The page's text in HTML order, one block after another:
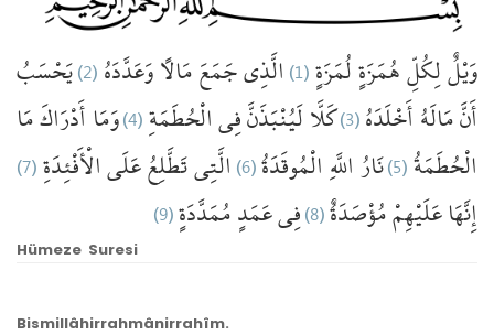
وَيْلٌلِكُلِّهُمَزَةٍلُمَزَةٍ(1) الَّذِيجَمَعَمَالًاوَعَدَّدَهُ(2) يَحْسَبُ
أَنَّمَالَهُأَخْلَدَهُ(3) كَلَّالَيُنْبَذَنَّفِيالْحُطَمَةِ(4) وَمَاأَدْرَاكَمَا
الْحُطَمَةُ(5) نَارُاللَّهِالْمُوقَدَةُ(6) الَّتِيتَطَّلِعُعَلَىالْأَفْئِدَةِ(7)
إِنَّهَاعَلَيْهِمْمُؤْصَدَةٌ(8) فِيعَمَدٍمُمَدَّدَةٍ(9)
Hümeze Suresi
Bismillâhirrahmânirrahîm.